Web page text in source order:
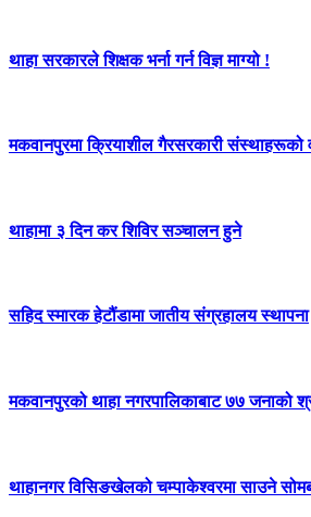
थाहा सरकारले शिक्षक भर्ना गर्न विज्ञ माग्यो !
मकवानपुरमा क्रियाशील गैरसरकारी संस्थाहरूको
थाहामा ३ दिन कर शिविर सञ्चालन हुने
सहिद स्मारक हेटौंडामा जातीय संग्रहालय स्थापना
मकवानपुरको थाहा नगरपालिकाबाट ७७ जनाको
थाहानगर विसिङखेलको चम्पाकेश्वरमा साउने